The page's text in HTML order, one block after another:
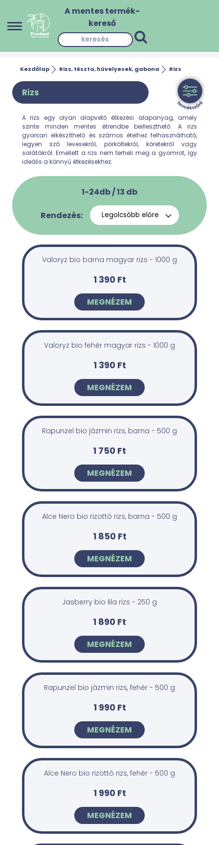
A mentes termék-
kereső
Kezdőlap Rizs, tészta, hüvelyesek, gabona Rizs
Rizs
A rizs egy olyan alapvető étkezési alapanyag, amely
szinte minden mentes étrendbe beilleszthető. A rizs
gyorsan elkészíthető és számos ételhez felhasználható,
legyen szó levesekről, pörköltekről, köretekről vagy
salátákról. Emellett a rizs nem terheli meg a gyomrot, így
ideális a könnyű étkezésekhez.
1-24db /13 db
Rendezés:
Valoryz bio barna magyar rizs - 1000 g
1 390 Ft
MEGNÉZEM
Valoryz bio fehér magyar rizs - 1000 g
1 390 Ft
MEGNÉZEM
Rapunzel bio jázmin rizs, barna - 500 g
1 750 Ft
MEGNÉZEM
Alce Nero bio rizottó rizs, barna - 500 g
1 850 Ft
MEGNÉZEM
Jasberry bio lila rizs - 250 g
1 890 Ft
MEGNÉZEM
Rapunzel bio jázmin rizs, fehér - 500 g
1 990 Ft
MEGNÉZEM
Alce Nero bio rizottó rizs, fehér - 500 g
1 990 Ft
MEGNÉZEM